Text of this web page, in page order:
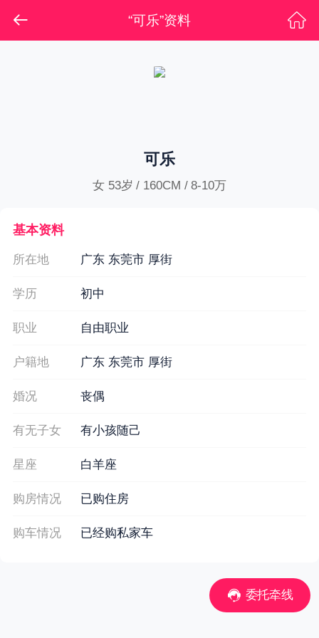
“可乐”资料
可乐
女 53岁 / 160CM / 8-10万
基本资料
所在地 广东 东莞市 厚街
学历 初中
职业 自由职业
户籍地 广东 东莞市 厚街
婚况 丧偶
有无子女 有小孩随己
星座 白羊座
购房情况 已购住房
购车情况 已经购私家车
委托牵线